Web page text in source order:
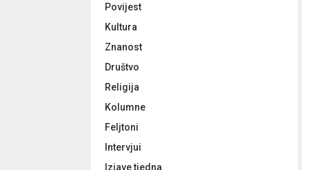
Povijest
Kultura
Znanost
Društvo
Religija
Kolumne
Feljtoni
Intervjui
Izjave tjedna